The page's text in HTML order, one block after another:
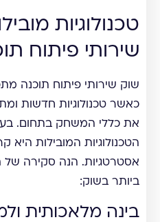
טכנולוגיות
שירותי פיתוח
שוק שירותי פיתוח תוכנה
כאשר טכנולוגיות חדשות
את כללי המשחק בתחום.
הטכנולוגיות המובילות
אסטרטגיות. הנה סקירה של
ביותר בשוק:
בינה מלאכותית